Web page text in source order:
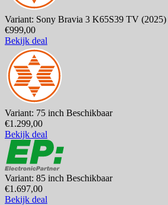
Variant: Sony Bravia 3 K65S39 TV (2025)
€999,00
Bekijk deal
Variant: 75 inch Beschikbaar
€1.299,00
Bekijk deal
Variant: 85 inch Beschikbaar
€1.697,00
Bekijk deal